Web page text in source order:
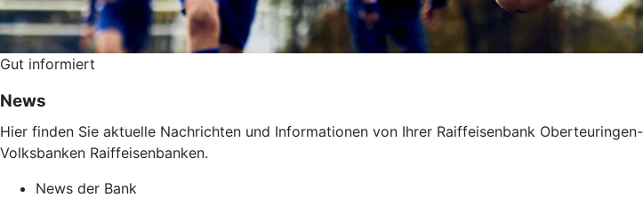
Gut informiert
News
Hier finden Sie aktuelle Nachrichten und Informationen von Ihrer Raiffeisenbank
Volksbanken Raiffeisenbanken.
News der Bank